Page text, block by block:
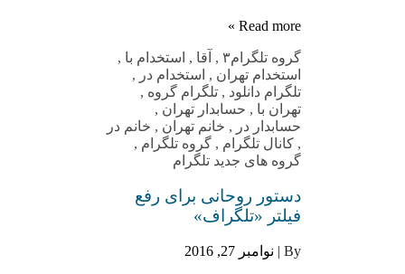
Read more »
گروه تلگرام۳, آقا , استخدام با ,
استخدام تهران , استخدام در ,
تلگرام دانلود , تلگرام گروه ,
تهران با , حسابدار تهران ,
حسابدار در , خانم تهران , خانم در
, کانال تلگرام , گروه تلگرام ,
گروه های جدید تلگرام
دستور روحانی برای رفع
فیلتر «تلگراف»
By | نوامبر 27, 2016